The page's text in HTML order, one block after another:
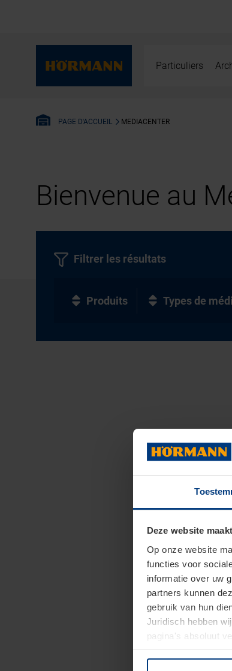
Deze website
Op onze website
functies voor
informatie over uw
partners kunnen
gebruik van hun
Juridisch hebben
pagina's absoluut
moment bij de
Particuliers
PAGE D'ACCUEIL MEDIACENTER
Bienvenue au
Filtrer les résultats
Produits Types de